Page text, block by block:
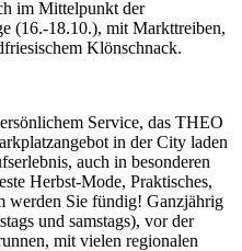
im Mittelpunkt der
(16.-18.10.), mit Markttreiben,
Klönschnack.
Service, das THEO
in der City laden
auch in besonderen
Herbst-Mode, Praktisches,
werden Sie fündig! Ganzjährig
und samstags), vor der
mit vielen regionalen